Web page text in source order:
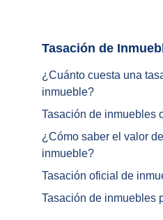
¿Cuánto cuesta una
inmueble?
Tasación de inmuebles
¿ Cómo saber el valor
inmueble?
Tasación oficial de
Tasación de inmuebles